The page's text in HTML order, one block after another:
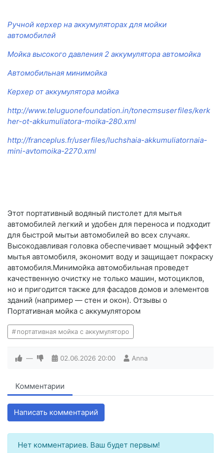
Ручной керхер на аккумуляторах для мойки
автомобилей
Мойка высокого давления 2 аккумулятора автомойка
Автомобильная минимойка
Керхер от аккумулятора мойка
http://www.teluguonefoundation.in/tonecmsuserfiles/kerk
her-ot-akkumuliatora-moika-280.xml
http://franceplus.fr/userfiles/luchshaia-akkumuliatornaia-
mini-avtomoika-2270.xml
Этот портативный водяный пистолет для мытья
автомобилей легкий и удобен для переноса и подходит
для быстрой мытьи автомобилей во всех случаях.
Высокодавливая головка обеспечивает мощный эффект
мытья автомобиля, экономит воду и защищает покраску
автомобиля.Минимойка автомобильная проведет
качественную очистку не только машин, мотоциклов,
но и пригодится также для фасадов домов и элементов
зданий (например — стен и окон). Отзывы о
Портативная мойка с аккумулятором
портативная мойка с аккумуляторо
— 02.06.2026 20:00 Anna
Комментарии
Написать комментарий
Нет комментариев. Ваш будет первым!